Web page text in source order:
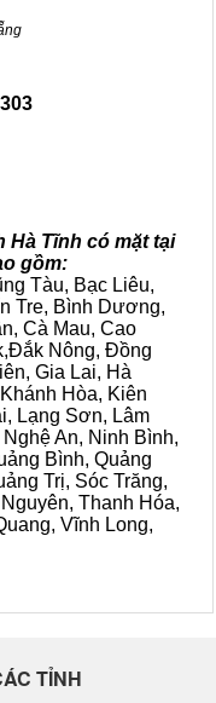
Hà Tĩnh có mặt tại
gồm:
Tàu, Bạc Liêu,
Tre, Bình Dương,
Cà Mau, Cao
Nông, Đồng
Gia Lai, Hà
Hòa, Kiên
Lạng Sơn, Lâm
An, Ninh Bình,
Bình, Quảng
Trị, Sóc Trăng,
Thanh Hóa,
Vĩnh Long,
TỈNH